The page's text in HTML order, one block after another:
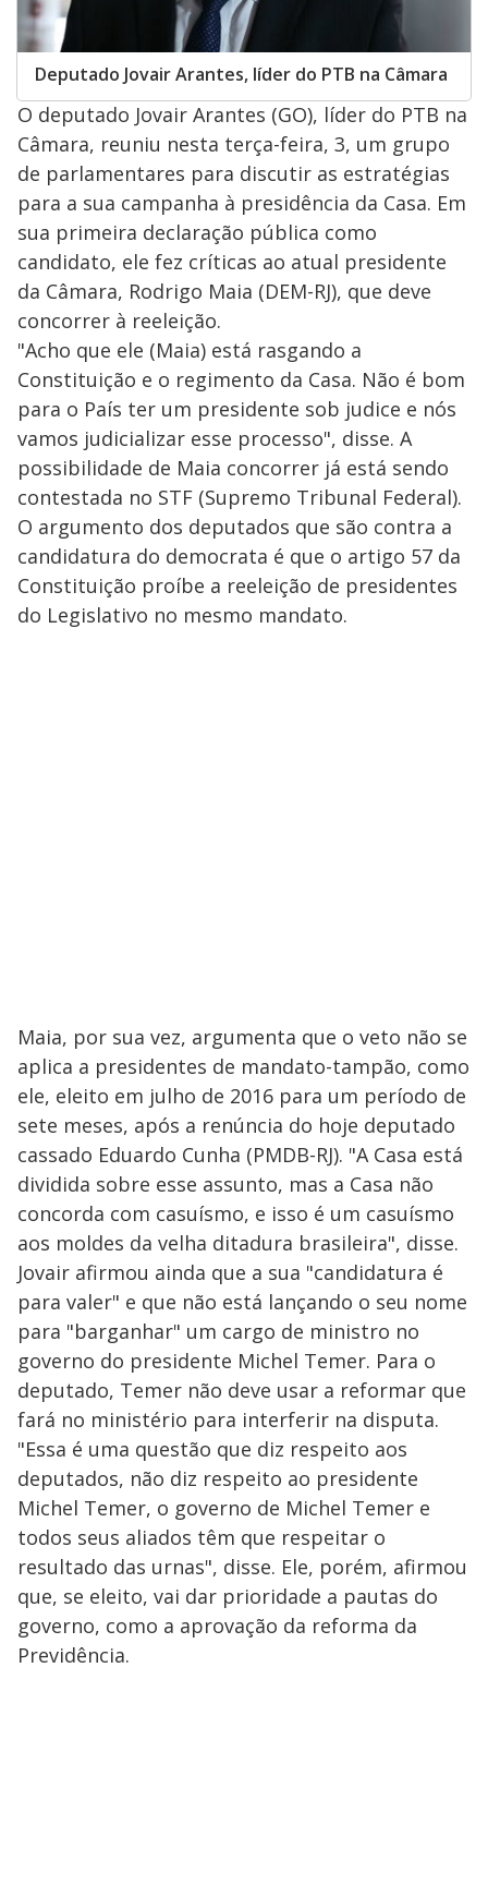
Deputado Jovair Arantes, líder do PTB na Câmara
O deputado Jovair Arantes (GO), líder do PTB na
Câmara, reuniu nesta terça-feira, 3, um grupo
de parlamentares para discutir as estratégias
para a sua campanha à presidência da Casa. Em
sua primeira declaração pública como
candidato, ele fez críticas ao atual presidente
da Câmara, Rodrigo Maia (DEM-RJ), que deve
concorrer à reeleição.
"Acho que ele (Maia) está rasgando a
Constituição e o regimento da Casa. Não é bom
para o País ter um presidente sob judice e nós
vamos judicializar esse processo", disse. A
possibilidade de Maia concorrer já está sendo
contestada no STF (Supremo Tribunal Federal).
O argumento dos deputados que são contra a
candidatura do democrata é que o artigo 57 da
Constituição proíbe a reeleição de presidentes
do Legislativo no mesmo mandato.
Maia, por sua vez, argumenta que o veto não se
aplica a presidentes de mandato-tampão, como
ele, eleito em julho de 2016 para um período de
sete meses, após a renúncia do hoje deputado
cassado Eduardo Cunha (PMDB-RJ). "A Casa está
dividida sobre esse assunto, mas a Casa não
concorda com casuísmo, e isso é um casuísmo
aos moldes da velha ditadura brasileira", disse.
Jovair afirmou ainda que a sua "candidatura é
para valer" e que não está lançando o seu nome
para "barganhar" um cargo de ministro no
governo do presidente Michel Temer. Para o
deputado, Temer não deve usar a reformar que
fará no ministério para interferir na disputa.
"Essa é uma questão que diz respeito aos
deputados, não diz respeito ao presidente
Michel Temer, o governo de Michel Temer e
todos seus aliados têm que respeitar o
resultado das urnas", disse. Ele, porém, afirmou
que, se eleito, vai dar prioridade a pautas do
governo, como a aprovação da reforma da
Previdência.